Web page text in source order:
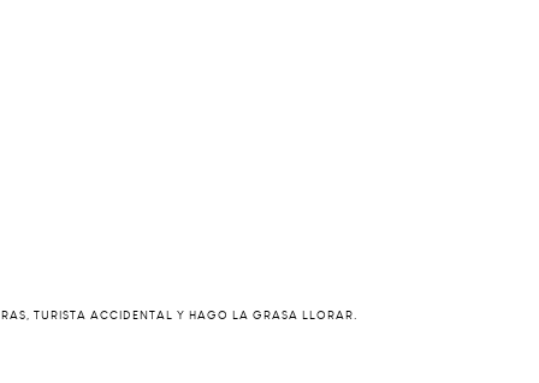
TURISTA ACCIDENTAL Y HAGO LA GRASA LLORAR.